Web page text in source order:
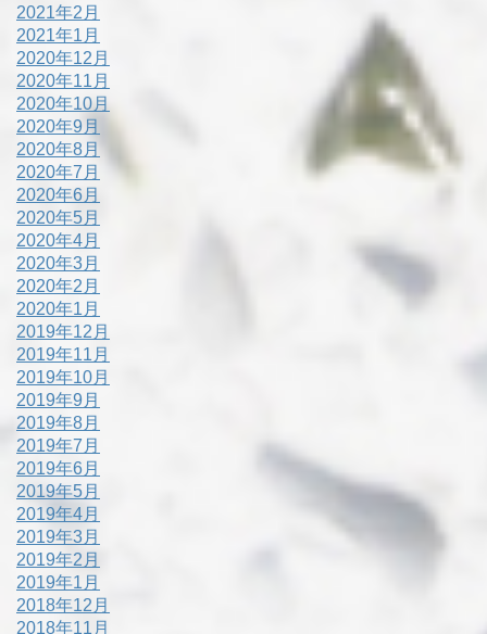
2021年2月
2021年1月
2020年12月
2020年11月
2020年10月
2020年9月
2020年8月
2020年7月
2020年6月
2020年5月
2020年4月
2020年3月
2020年2月
2020年1月
2019年12月
2019年11月
2019年10月
2019年9月
2019年8月
2019年7月
2019年6月
2019年5月
2019年4月
2019年3月
2019年2月
2019年1月
2018年12月
2018年11月